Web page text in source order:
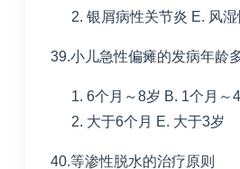
银屑病性关节炎 E. 风
39.小儿急性偏瘫的发病年龄
6个月～8岁 B. 1个月～4
大于6个月 E. 大于3岁
40.等渗性脱水的治疗原则